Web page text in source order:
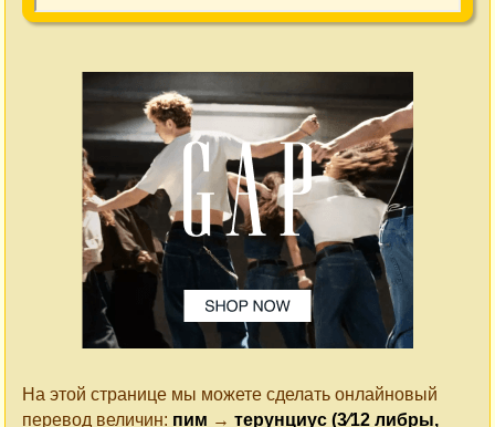
На этой странице мы можете сделать онлайновый
перевод величин: пим → терунциус (3⁄12 либры,